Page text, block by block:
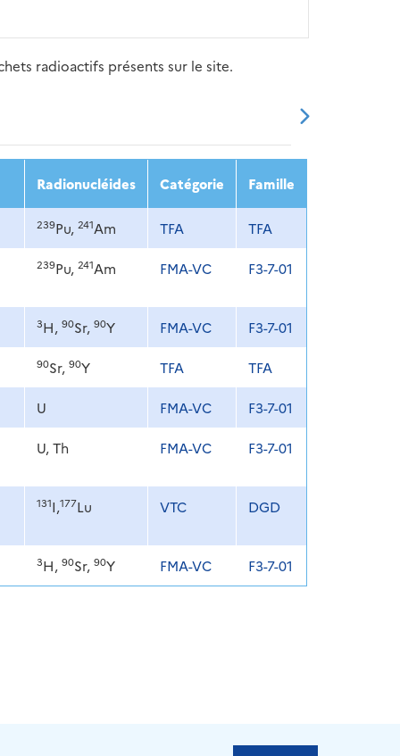
radioactifs présents sur le site.
2021 2022 2023
Radionucléides Catégorie Famille
239Pu, 241Am TFA TFA
239Pu, 241Am FMA-VC F3-7-01
3H, 90Sr, 90Y FMA-VC F3-7-01
90Sr, 90Y TFA TFA
U FMA-VC F3-7-01
U, Th FMA-VC F3-7-01
131I,177Lu VTC DGD
3H, 90Sr, 90Y FMA-VC F3-7-01